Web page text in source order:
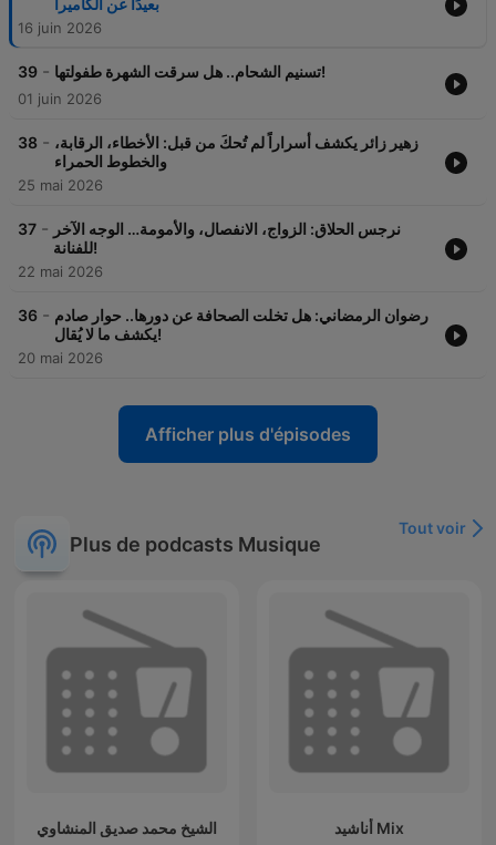
بعيدًا عن الكاميرا
16 juin 2026
39 - تسنيم الشحام.. هل سرقت الشهرة طفولتها!
01 juin 2026
38 - زهير زائر يكشف أسراراً لم تُحكَ من قبل: الأخطاء، الرقابة،
والخطوط الحمراء
25 mai 2026
37 - نرجس الحلاق: الزواج، الانفصال، والأمومة… الوجه الآخر
للفنانة!
22 mai 2026
36 - رضوان الرمضاني: هل تخلت الصحافة عن دورها.. حوار صادم
يكشف ما لا يُقال!
20 mai 2026
Afficher plus d'épisodes
Plus de podcasts Musique
Tout voir
الشيخ محمد صديق المنشاوي أناشيد Mix